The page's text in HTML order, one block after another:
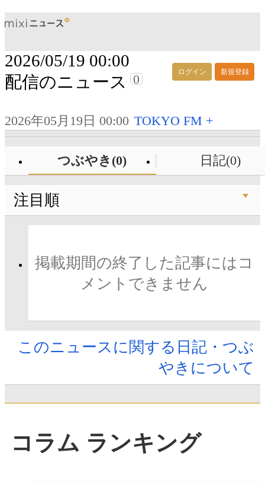
ログイン 新規登録
2026/05/19 00:00
配信のニュース
0
2026年05月19日 00:00 TOKYO FM +
つぶやき(0) 日記(0)
注目順
掲載期間の終了した記事にはコ
メントできません
このニュースに関する日記・つぶ
やきについて
コラム ランキング